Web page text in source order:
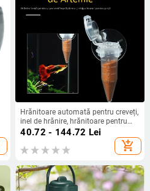
Hrănitoare automată pentru creveți,
inel de hrănire, hrănitoare pentru
ouă decojite, hrănitoare automată
pentru pești mici, hrănire pentru
pești ornamentali
40.72 - 144.72 Lei
add_shopping_cart